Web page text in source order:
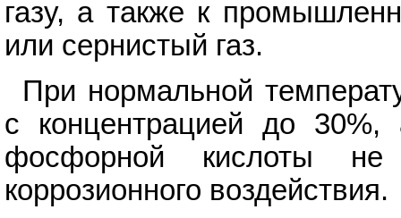
газу, а также к
или сернистый газ.
При нормальной
с концентрацией до 30%,
фосфорной кислоты
коррозионного воздействия.